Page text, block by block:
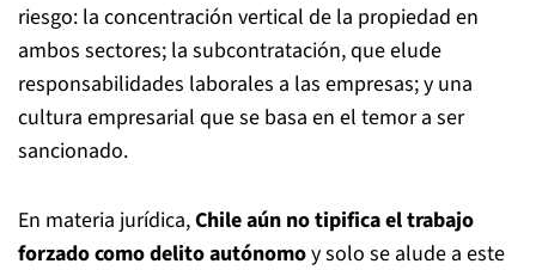
riesgo: la concentración vertical de la propiedad en
ambos sectores; la subcontratación, que elude
responsabilidades laborales a las empresas; y una
cultura empresarial que se basa en el temor a ser
sancionado.
En materia jurídica,Chile aún no tipifica el trabajo
forzado como delito autónomoy solo se alude a este